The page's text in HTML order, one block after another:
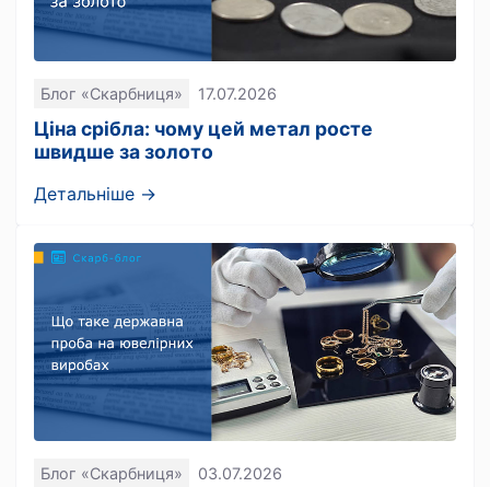
Блог «Скарбниця» 17.07.2026
Ціна срібла: чому цей метал росте
швидше за золото
Детальніше →
Блог «Скарбниця» 03.07.2026